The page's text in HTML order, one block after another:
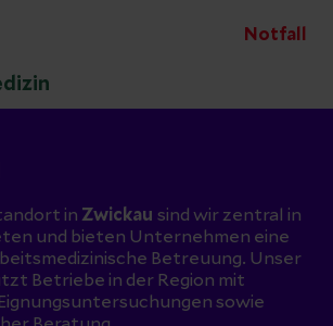
Notfall
in Zwickau sind wir zentral in
und bieten Unternehmen eine
Betreuung. Unser
Betriebe in der Region mit
sowie